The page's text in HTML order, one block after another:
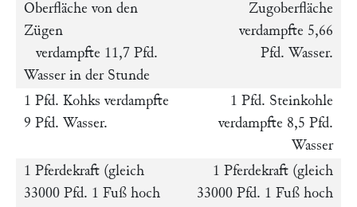
Oberfläche von den
Zügen
verdampfte 11,7 Pfd.
Wasser in der Stunde
Zugoberfläche
verdampfte 5,66
Pfd. Wasser.
1 Pfd. Kohks verdampfte
9 Pfd. Wasser.
1 Pfd. Steinkohle
verdampfte 8,5 Pfd.
Wasser
1 Pferdekraft (gleich
33000 Pfd. 1 Fuß hoch
1 Pferdekraft (gleich
33000 Pfd. 1 Fuß hoch